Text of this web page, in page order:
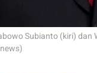
Subianto (kiri) dan